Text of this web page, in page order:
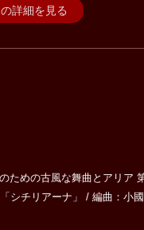
詳細を見る
ための古風な舞曲とアリア
「シチリアーナ」 / 編曲：小